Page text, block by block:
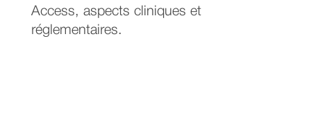
Access, aspects cliniques et
réglementaires.